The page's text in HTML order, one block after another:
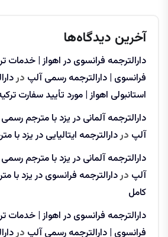
آخرین دیدگاه‌ها
دارالترجمه فرانسوی در اهواز | خدمات
فرانسوی | دارالترجمه رسمی آلپ در
استانبولی اهواز | مورد تأیید سفارت
دارالترجمه آلمانی در یزد با مترجم
آلپ دردارالترجمه ایتالیایی در یزد با
دارالترجمه آلمانی در یزد با مترجم
آلپ دردارالترجمه فرانسوی در یزد با
کامل
دارالترجمه فرانسوی در اهواز | خدمات
فرانسوی | دارالترجمه رسمی آلپ در